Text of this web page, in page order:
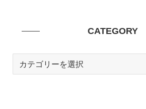
CATEGORY
CATEGORY